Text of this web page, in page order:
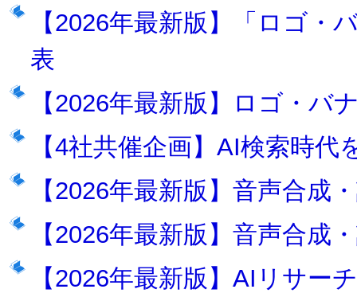
【2026年最新版】「ロゴ・
表
【2026年最新版】ロゴ・バ
【4社共催企画】AI検索時
【2026年最新版】音声合成
【2026年最新版】音声合成
【2026年最新版】AIリサー